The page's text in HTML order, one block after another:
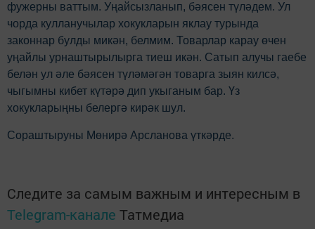
фужерны ваттым. Уңайсызланып, бәясен түләдем. Ул
чорда кулланучылар хокукларын яклау турында
законнар булды микән, белмим. Товарлар карау өчен
уңайлы урнаштырылырга тиеш икән. Сатып алучы гаебе
белән ул әле бәясен түләмәгән товарга зыян килсә,
чыгымны кибет күтәрә дип укыганым бар. Үз
хокукларыңны белергә кирәк шул.
Сораштыруны Мөнирә Арсланова үткәрде.
Следите за самым важным и интересным в
Telegram-канале Татмедиа